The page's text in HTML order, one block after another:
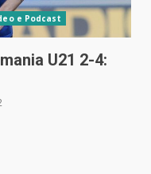
e Podcast
U21 2-4: